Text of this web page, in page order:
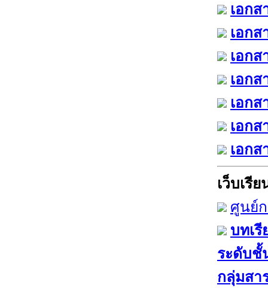
เอก
เอก
เอก
เอก
เอก
เอก
เอก
เว็บเรีย
ศูนย์
บทเรี
ระดับชั้
กลุ่มสา